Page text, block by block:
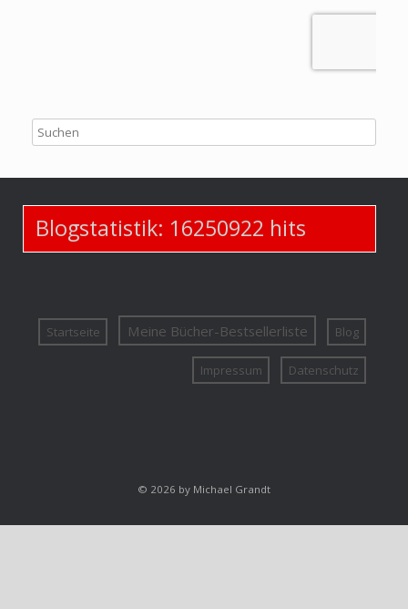
Blogstatistik: 16250922 hits
Startseite Meine Bücher-Bestsellerliste Blog
Impressum Datenschutz
© 2026 by Michael Grandt